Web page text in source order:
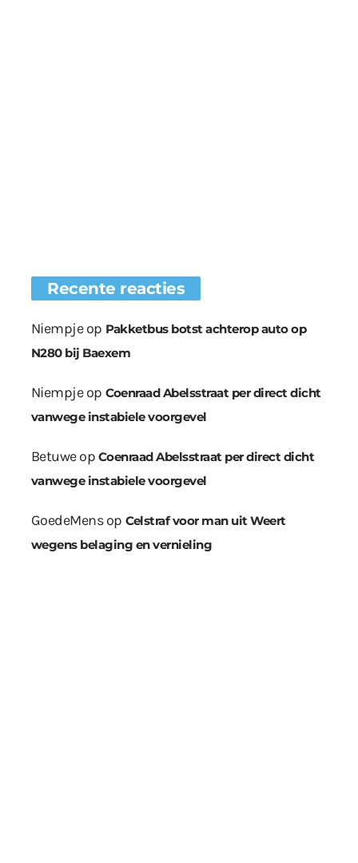
Recente reacties
Niempjeop Pakketbus botst achterop auto op
N280 bij Baexem
Niempjeop Coenraad Abelsstraat per direct dicht
vanwege instabiele voorgevel
Betuweop Coenraad Abelsstraat per direct dicht
vanwege instabiele voorgevel
GoedeMensop Celstraf voor man uit Weert
wegens belaging en vernieling